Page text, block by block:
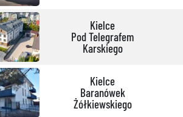
Kielce
Pod Telegrafem
Karskiego
Kielce
Baranówek
Żółkiewskiego